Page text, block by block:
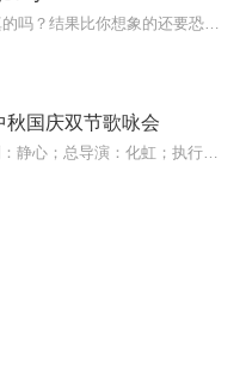
秋国庆双节歌咏会